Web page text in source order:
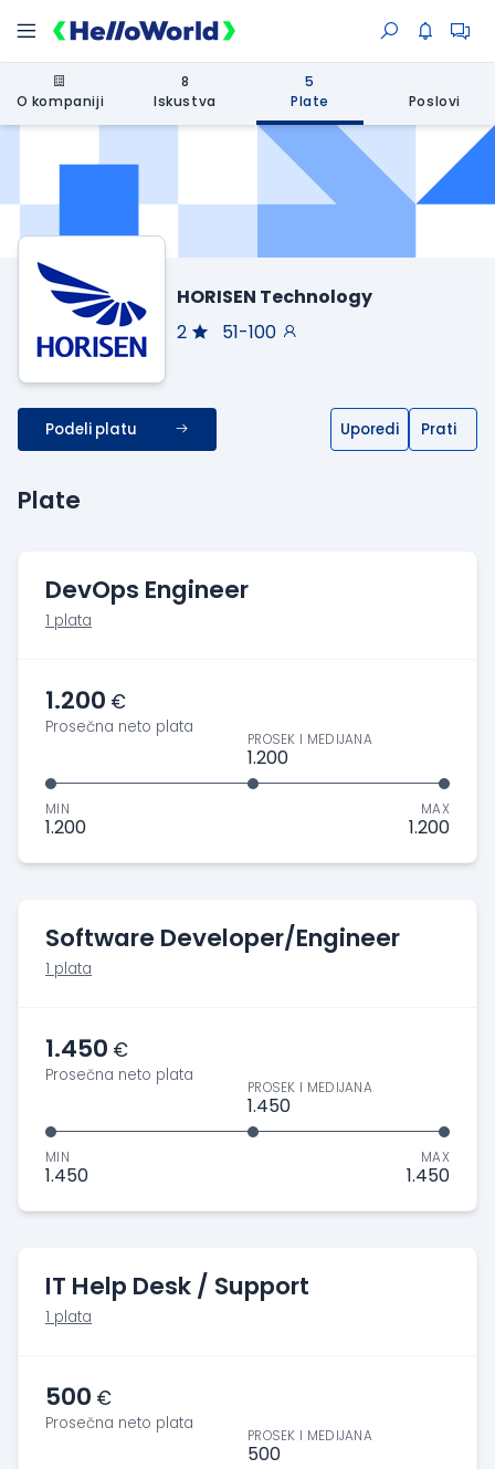
O kompaniji
8
Iskustva
5
Plate
Poslovi
HORISEN Technology
2
51-100
Podeli platu Uporedi Prati
Plate
DevOps Engineer
1 plata
1.200 €
Prosečna neto plata
MIN
1.200
PROSEK I MEDIJANA
1.200
MAX
1.200
Software Developer/Engineer
1 plata
1.450 €
Prosečna neto plata
MIN
1.450
PROSEK I MEDIJANA
1.450
MAX
1.450
IT Help Desk / Support
1 plata
500 €
Prosečna neto plata
PROSEK I MEDIJANA
500